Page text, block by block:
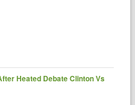
Heated Debate Clinton Vs